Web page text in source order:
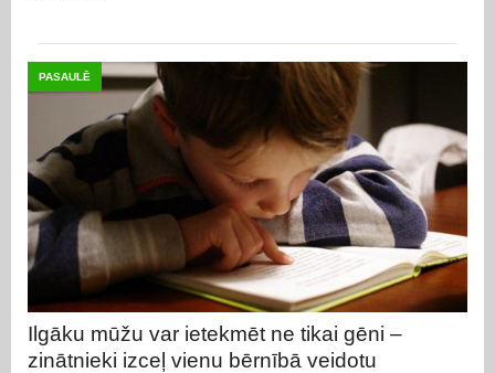
PASAULĒ
Ilgāku mūžu var ietekmēt ne tikai gēni –
zinātnieki izceļ vienu bērnībā veidotu